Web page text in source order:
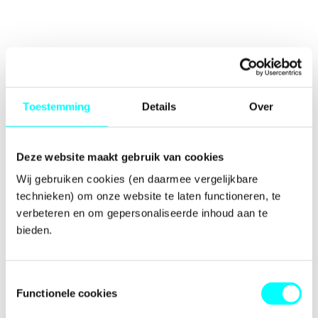
Toestemming Details Over
Deze website maakt gebruik van cookies
Wij gebruiken cookies (en daarmee vergelijkbare
technieken) om onze website te laten functioneren, te
verbeteren en om gepersonaliseerde inhoud aan te
bieden.
Functionele cookies
-side exception has occurred while